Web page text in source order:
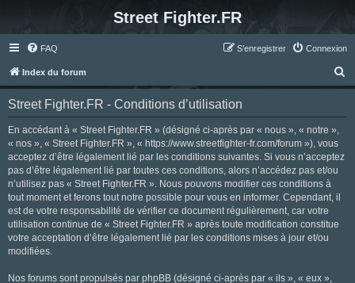
Street Fighter.FR
FAQ Connexion
S’enregistrer
Index du forum
e
Street Fighter.FR - Conditions d’utilisation
En accédant à « Street Fighter.FR » (désigné ci-après par « nous », « notre »,
« nos », « Street Fighter.FR », « https://www.streetfighter-fr.com/forum »), vous
acceptez d’être légalement lié par les conditions suivantes. Si vous n’acceptez
pas d’être légalement lié par toutes ces conditions, alors n’accédez pas et/ou
n’utilisez pas « Street Fighter.FR ». Nous pouvons modifier ces conditions à
tout moment et ferons tout notre possible pour vous en informer. Cependant, il
est de votre responsabilité de vérifier ce document régulièrement, car votre
utilisation continue de « Street Fighter.FR » après toute modification constitue
votre acceptation d’être légalement lié par les conditions mises à jour et/ou
modifiées.
Nos forums sont propulsés par phpBB (désigné ci-après par « ils », « eux »,